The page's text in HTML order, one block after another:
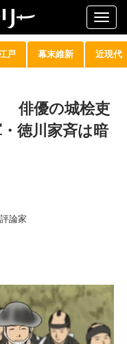
戸 幕末維新 近現代
俳優の城桧吏
徳川家斉は暗
論家